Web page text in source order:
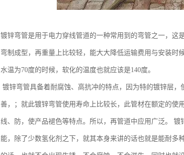
镀锌弯管是用于电力穿线管道的一种常用到的弯管之一，这
弯制成型，再重量上比较轻，能大大降低运输费用与安装
水温为70度的时候，软化的温度也就应该是140度。
镀锌弯管具备着耐腐蚀、高抗冲的特点，因为特的镀锌层
善，；就此镀锌弯管使用寿命上比较长，此管材在额定的使
线、防，使产品褪色等特点。所以，再管道中应用广泛。
能，除了少数氢化剂之下，就其本身来讲的话也就是能耐